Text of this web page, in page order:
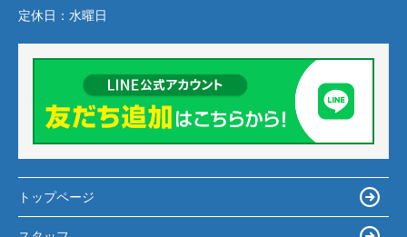
定休日： 水曜日
トップページ